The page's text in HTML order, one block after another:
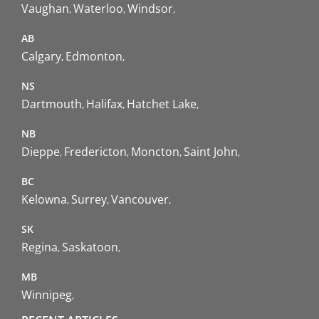
Vaughan Waterloo Windsor
AB
Calgary Edmonton
NS
Dartmouth Halifax Hatchet Lake
NB
Dieppe Fredericton Moncton Saint John
BC
Kelowna Surrey Vancouver
SK
Regina Saskatoon
MB
Winnipeg